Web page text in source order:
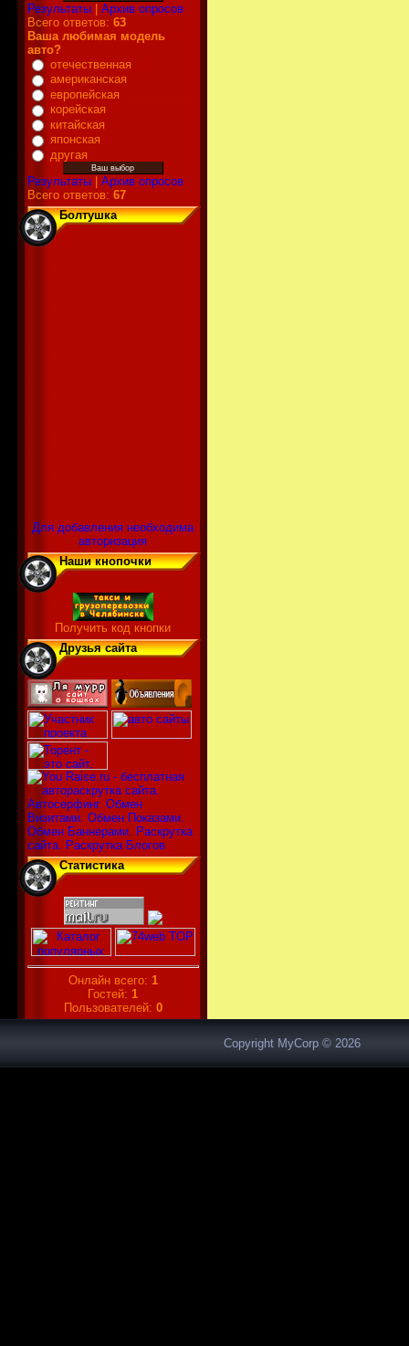
Результаты| Архив опросов
Всего ответов: 63
Ваша любимая модель
авто?
отечественная
американская
европейская
корейская
китайская
японская
другая
Результаты| Архив опросов
Всего ответов: 67
Болтушка
Для добавления необходима
авторизация
Наши кнопочки
Получить код кнопки
Друзья сайта
Статистика
Онлайн всего: 1
Гостей: 1
Пользователей: 0
Copyright MyCorp © 2026